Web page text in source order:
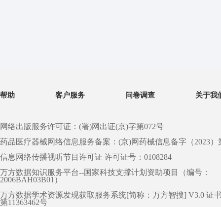
帮助 客户服务 问卷调查 关于我
网络出版服务许可证：(署)网出证(京)字第072号
药品医疗器械网络信息服务备案：(京)网药械信息备字（2023）
信息网络传播视听节目许可证 许可证号：0108284
万方数据知识服务平台--国家科技支撑计划资助项目（编号：
2006BAH03B01）
万方数据学术资源发现获取服务系统[简称：万方智搜] V3.0 证
第11363462号